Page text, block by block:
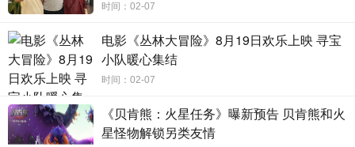
时间：02-07
电影《丛林大冒险》8月19日欢乐上映 寻宝
小队暖心集结
时间：02-07
《贝肯熊：火星任务》曝新预告 贝肯熊和火
星怪物解锁另类友情